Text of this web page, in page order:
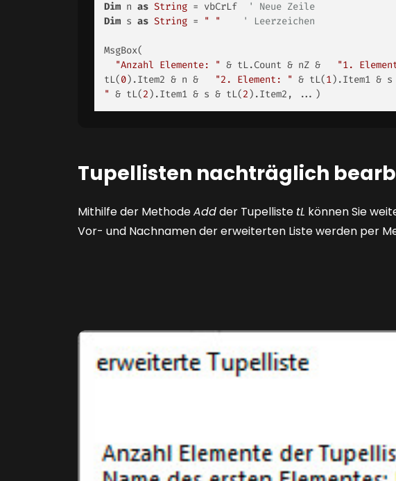
Dim n as String = vbCrLf
' Neue Zeile
Dim s as String = " " ' Leerzeichen
MsgBox(
"Anzahl Elemente: " & tL.Count & nZ & "1.
tL(0).Item2 & n & "2. Element: " & tL(1).Item1 &
" & tL(2 ).Item1 & s & tL(2 ).Item2, ...)
Tupellisten nachträglich
Mithilfe der MethodeAddder Tupelliste tL können Sie
Vor- und Nachnamen der erweiterten Liste werden per